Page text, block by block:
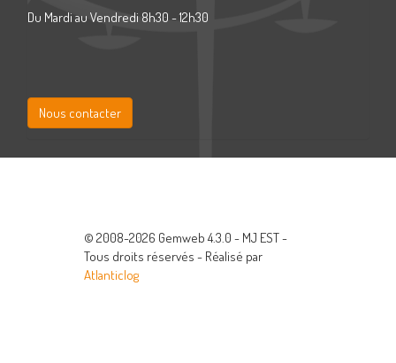
Du Mardi au Vendredi 8h30 - 12h30
Nous contacter
© 2008-2026 Gemweb 4.3.0 - MJ EST -
Tous droits réservés - Réalisé par
Atlanticlog